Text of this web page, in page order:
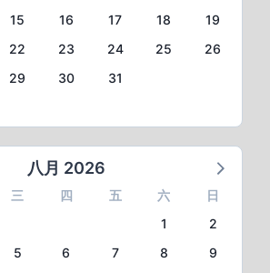
15 16 17 18
19
22 23 24 25
26
29 30 31
八月 2026
三 四 五 六
日
1
2
5 6 7 8 9